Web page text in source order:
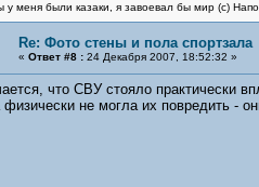
у меня были казаки, я завоевал бы мир (с)
Re: Фото стены и пола спортзала
« Ответ #8 : 24 Декабря 2007, 18:52:32 »
что СВУ стояло практически
физически не могла их повредить -